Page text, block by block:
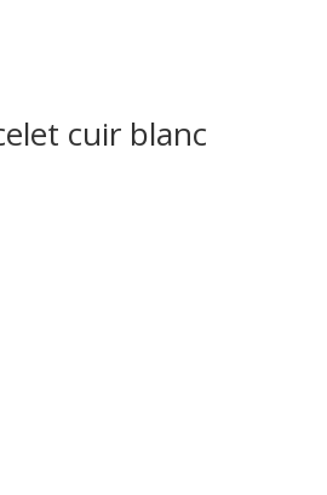
cuir blanc